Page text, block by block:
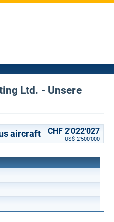
Ltd. - Unsere
aircraft CHF 2'022'027
US$ 2'500'000